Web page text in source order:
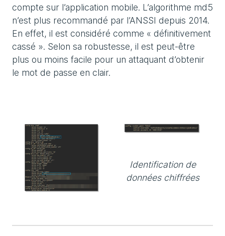
compte sur l’application mobile. L’algorithme md5
n’est plus recommandé par l’ANSSI depuis 2014.
En effet, il est considéré comme « définitivement
cassé ». Selon sa robustesse, il est peut-être
plus ou moins facile pour un attaquant d’obtenir
le mot de passe en clair.
Identification de
données chiffrées